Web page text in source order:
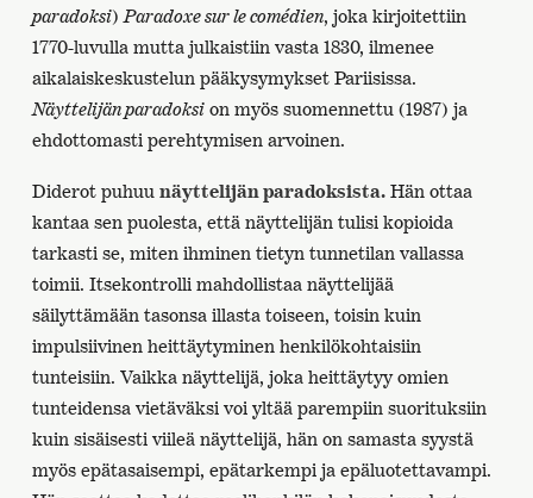
paradoksi) Paradoxe sur le comédien, joka kirjoitettiin
1770-luvulla mutta julkaistiin vasta 1830, ilmenee
aikalaiskeskustelun pääkysymykset Pariisissa.
Näyttelijän paradoksion myös suomennettu (1987) ja
ehdottomasti perehtymisen arvoinen.
Diderot puhuu näyttelijän paradoksista.Hän ottaa
kantaa sen puolesta, että näyttelijän tulisi kopioida
tarkasti se, miten ihminen tietyn tunnetilan vallassa
toimii. Itsekontrolli mahdollistaa näyttelijää
säilyttämään tasonsa illasta toiseen, toisin kuin
impulsiivinen heittäytyminen henkilökohtaisiin
tunteisiin. Vaikka näyttelijä, joka heittäytyy omien
tunteidensa vietäväksi voi yltää parempiin suorituksiin
kuin sisäisesti viileä näyttelijä, hän on samasta syystä
myös epätasaisempi, epätarkempi ja epäluotettavampi.